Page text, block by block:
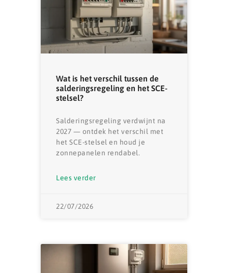
Wat is het verschil tussen de
salderingsregeling en het SCE-
stelsel?
Salderingsregeling verdwijnt na
2027 — ontdek het verschil met
het SCE-stelsel en houd je
zonnepanelen rendabel.
Lees verder
22/07/2026